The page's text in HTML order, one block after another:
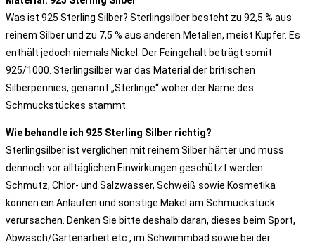
Was ist 925 Sterling Silber? Sterlingsilber besteht zu 92,5 % aus
reinem Silber und zu 7,5 % aus anderen Metallen, meist Kupfer. Es
enthält jedoch niemals Nickel. Der Feingehalt beträgt somit
925/1000. Sterlingsilber war das Material der britischen
Silberpennies, genannt „Sterlinge“ woher der Name des
Schmuckstückes stammt.
Wie behandle ich 925 Sterling Silber richtig?
Sterlingsilber ist verglichen mit reinem Silber härter und muss
dennoch vor alltäglichen Einwirkungen geschützt werden.
Schmutz, Chlor- und Salzwasser, Schweiß sowie Kosmetika
können ein Anlaufen und sonstige Makel am Schmuckstück
verursachen. Denken Sie bitte deshalb daran, dieses beim Sport,
Abwasch/Gartenarbeit etc., im Schwimmbad sowie bei der